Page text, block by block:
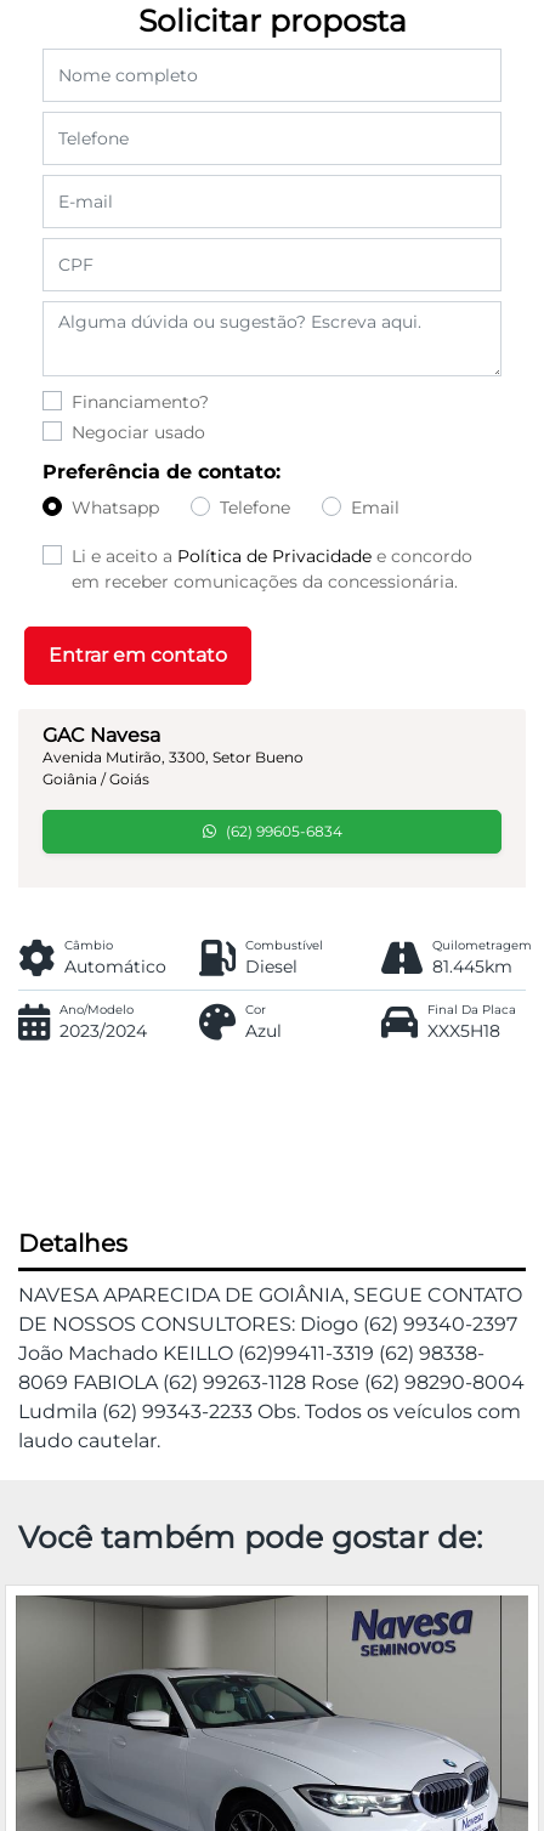
GAC Navesa
Avenida Mutirão, 3300, Setor Bueno
Goiânia / Goiás
(62) 99605-6834
Solicitar proposta
Financiamento?
Negociar usado
Preferência de contato:
Whatsapp Telefone Email
Li e aceito a Política de Privacidade e concordo
em receber comunicações da concessionária.
Entrar em contato
Câmbio
Automático
Combustível
Diesel
Quilometragem
81.445km
Ano/Modelo
2023/2024
Cor
Azul
Final Da Placa
XXX5H18
Detalhes
NAVESA APARECIDA DE GOIÂNIA, SEGUE CONTATO
DE NOSSOS CONSULTORES: Diogo (62) 99340-2397
João Machado KEILLO (62)99411-3319 (62) 98338-
8069 FABIOLA (62) 99263-1128 Rose (62) 98290-8004
Ludmila (62) 99343-2233 Obs. Todos os veículos com
laudo cautelar.
Você também pode gostar de: